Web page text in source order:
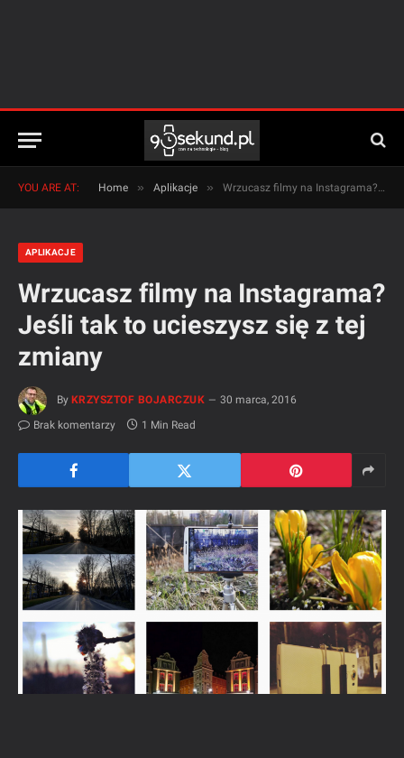
YOU ARE AT: Home » Aplikacje » Wrzucasz filmy na Instagrama? Jeśli tak to ucieszysz się z tej zmiany
APLIKACJE
Wrzucasz filmy na Instagrama?
Jeśli tak to ucieszysz się z tej
zmiany
By KRZYSZTOF BOJARCZUK
30 marca, 2016
Brak komentarzy
1 Min Read